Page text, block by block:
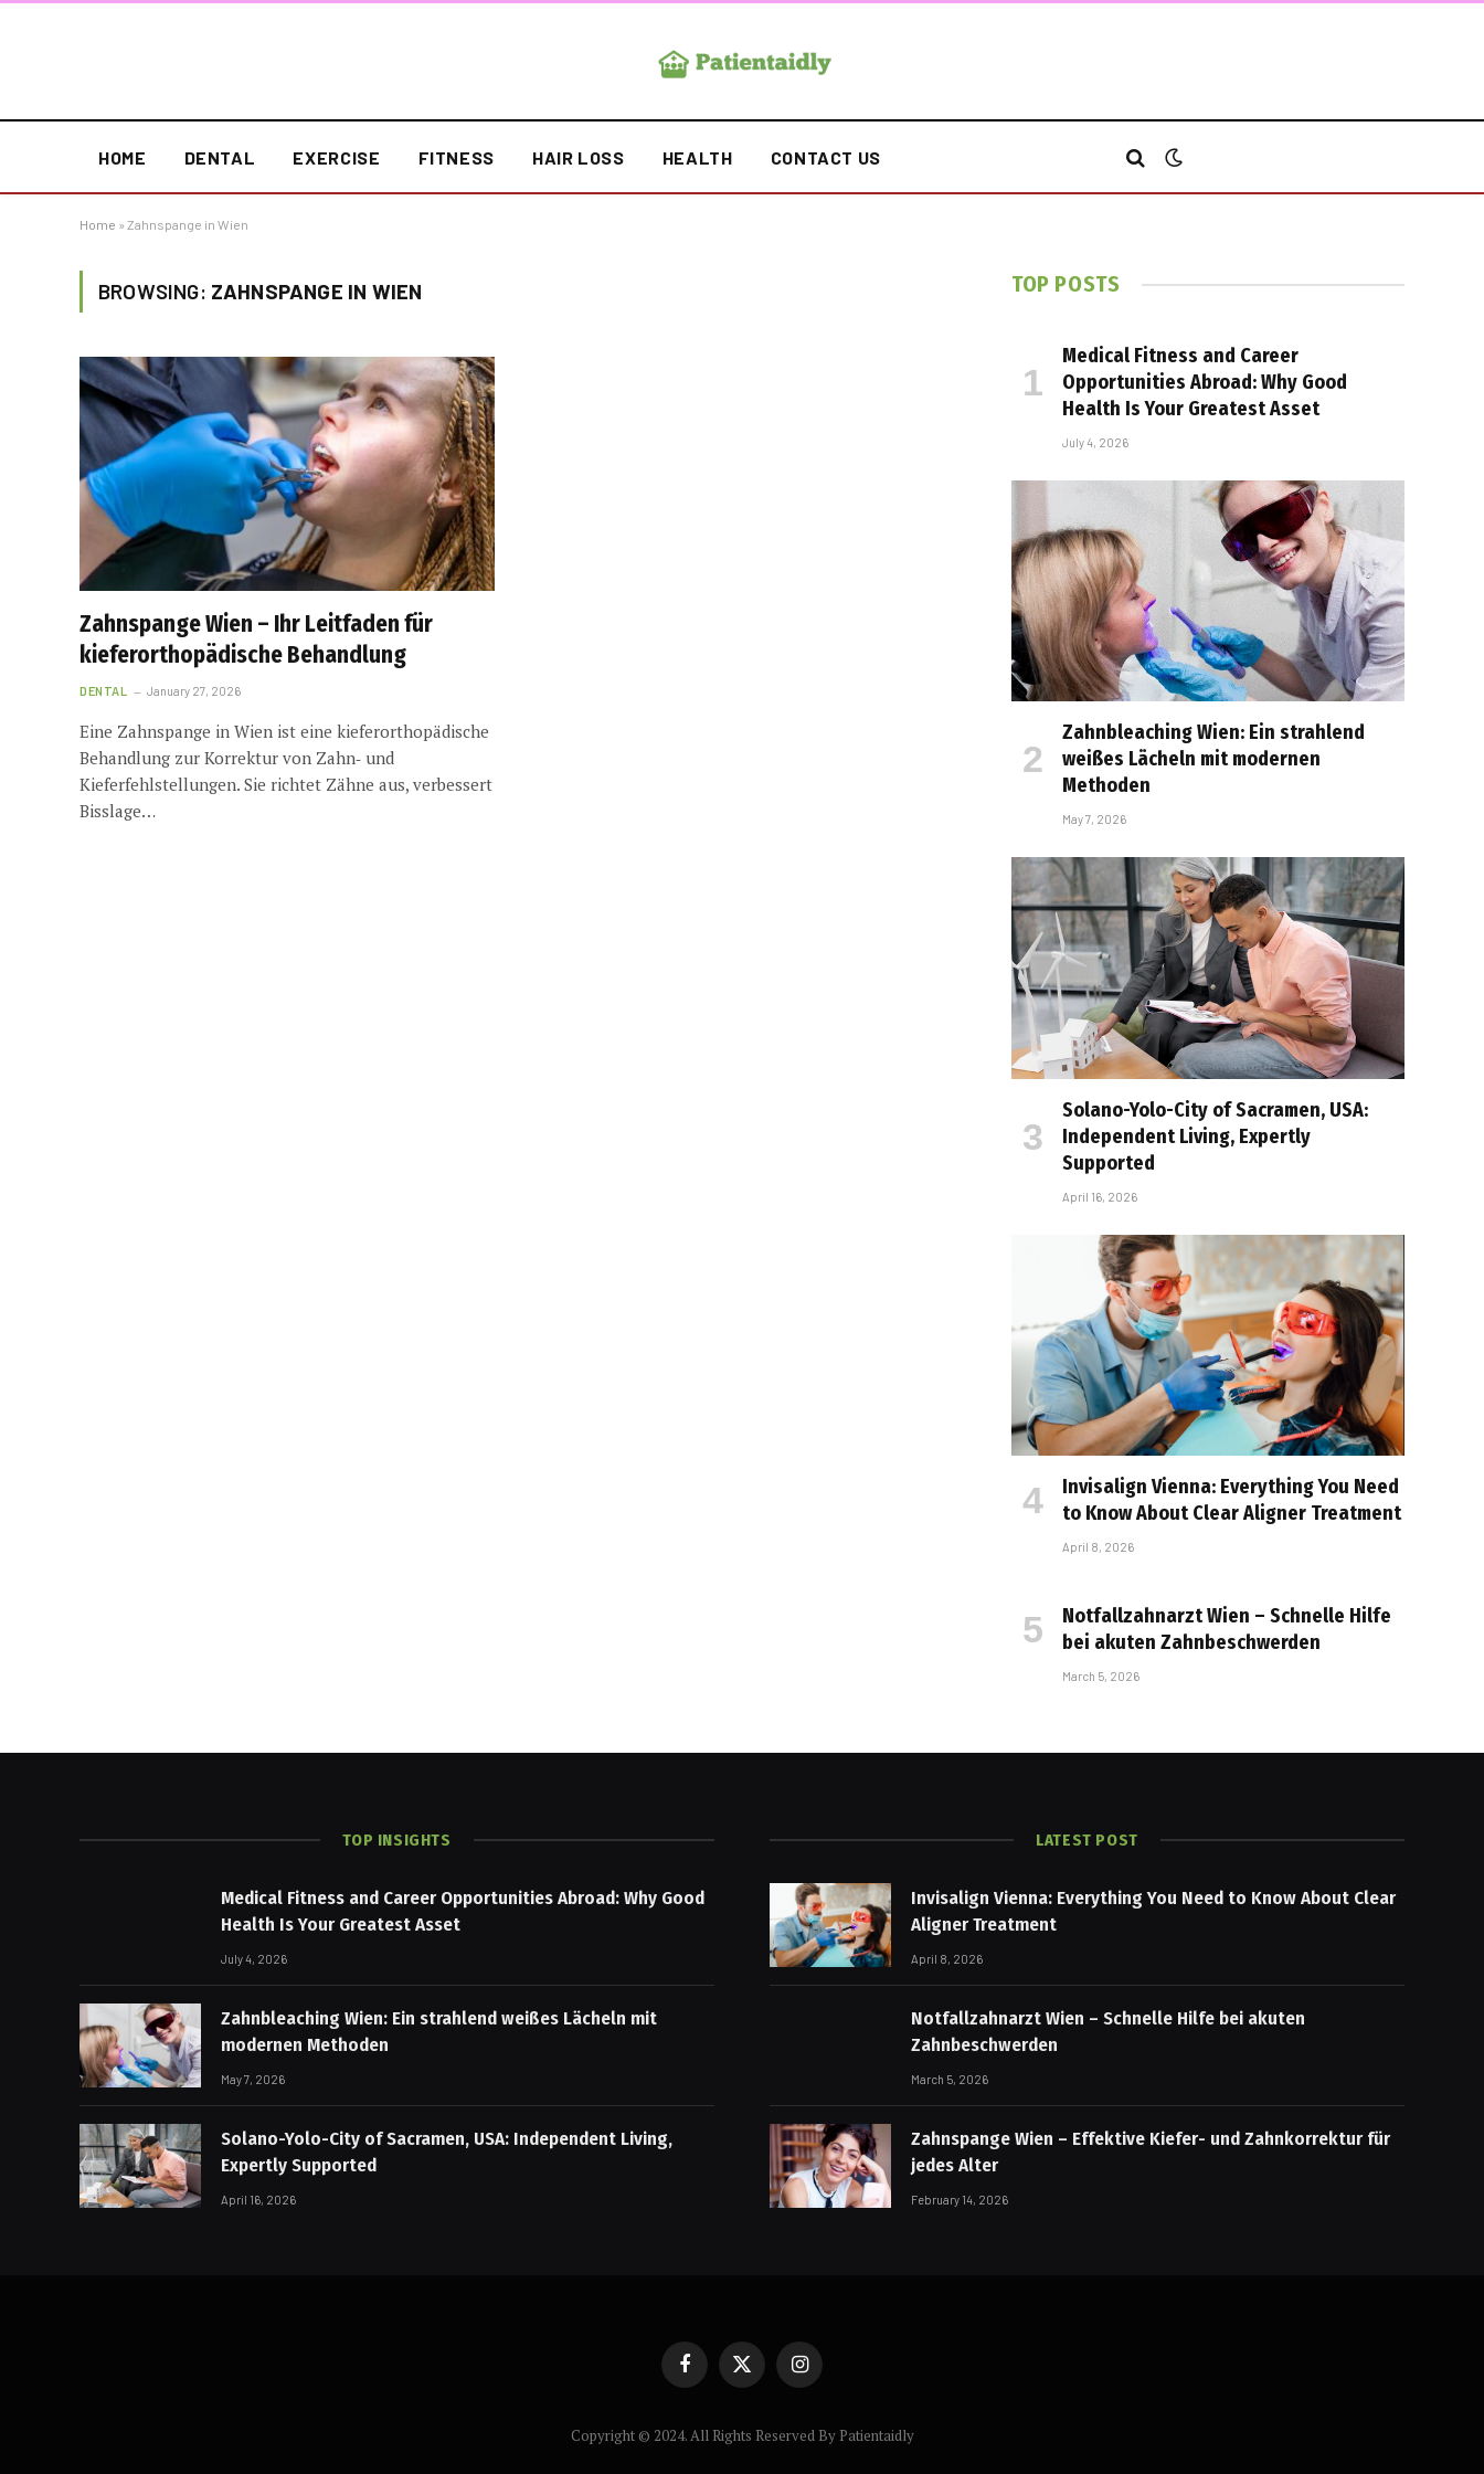
HOME DENTAL EXERCISE FITNESS HAIR LOSS HEALTH CONTACT US
Home » Zahnspange in Wien
BROWSING: ZAHNSPANGE IN WIEN
Zahnspange Wien – Ihr Leitfaden für
kieferorthopädische Behandlung
DENTAL January 27, 2026
Eine Zahnspange in Wien ist eine kieferorthopädische
Behandlung zur Korrektur von Zahn‑ und
Kieferfehlstellungen. Sie richtet Zähne aus, verbessert
Bisslage…
TOP POSTS
Medical Fitness and Career
Opportunities Abroad: Why Good
Health Is Your Greatest Asset
July 4, 2026
Zahnbleaching Wien: Ein strahlend
weißes Lächeln mit modernen
Methoden
May 7, 2026
Solano-Yolo-City of Sacramen, USA:
Independent Living, Expertly
Supported
April 16, 2026
Invisalign Vienna: Everything You Need
to Know About Clear Aligner Treatment
April 8, 2026
Notfallzahnarzt Wien – Schnelle Hilfe
bei akuten Zahnbeschwerden
March 5, 2026
TOP INSIGHTS
Medical Fitness and Career Opportunities Abroad: Why Good
Health Is Your Greatest Asset
July 4, 2026
Zahnbleaching Wien: Ein strahlend weißes Lächeln mit
modernen Methoden
May 7, 2026
Solano-Yolo-City of Sacramen, USA: Independent Living,
Expertly Supported
April 16, 2026
LATEST POST
Invisalign Vienna: Everything You Need to Know About Clear
Aligner Treatment
April 8, 2026
Notfallzahnarzt Wien – Schnelle Hilfe bei akuten
Zahnbeschwerden
March 5, 2026
Zahnspange Wien – Effektive Kiefer- und Zahnkorrektur für
jedes Alter
February 14, 2026
FacebookX
(Twitter)
Instagram
Copyright © 2024. All Rights Reserved By Patientaidly